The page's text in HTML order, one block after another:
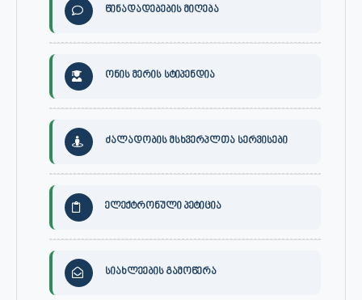
წინადადებების მიღება
ონის მერის სტიპენდია
ძალადობის მსხვერპლთა სერვისები
ელექტრონული პეტიცია
სიახლეების გამოწერა